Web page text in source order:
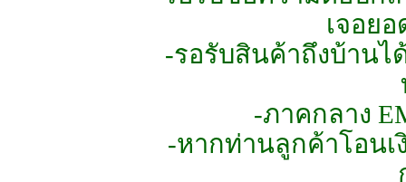
เจอย
-รอรับสินค้าถึงบ้านไ
-ภาคกลาง
-หากท่านลูกค้าโอน